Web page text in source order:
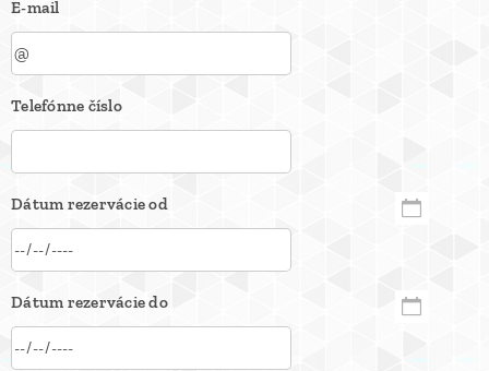
E-mail
Telefónne číslo
Dátum rezervácie od
Dátum rezervácie do